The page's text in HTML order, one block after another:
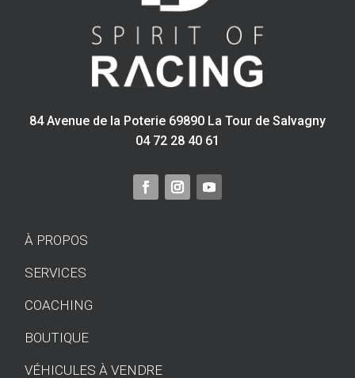
84 Avenue de la Poterie 69890 La Tour de Salvagny
04 72 28 40 61
À PROPOS
SERVICES
COACHING
BOUTIQUE
VÉHICULES À VENDRE